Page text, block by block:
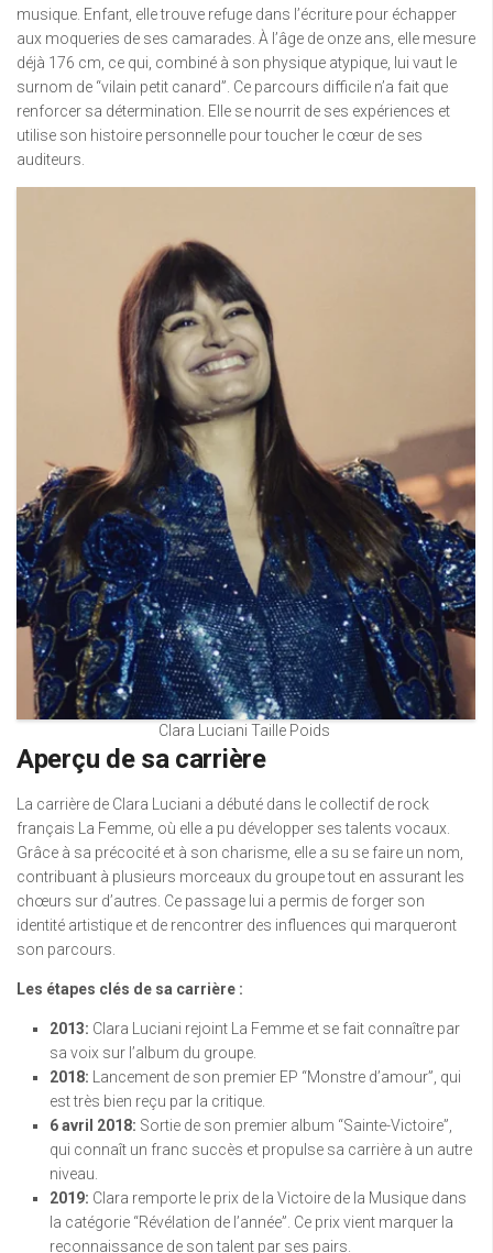
musique. Enfant, elle trouve refuge dans l’écriture pour échapper
aux moqueries de ses camarades. À l’âge de onze ans, elle mesure
déjà 176 cm, ce qui, combiné à son physique atypique, lui vaut le
surnom de “vilain petit canard”. Ce parcours difficile n’a fait que
renforcer sa détermination. Elle se nourrit de ses expériences et
utilise son histoire personnelle pour toucher le cœur de ses
auditeurs.
Clara Luciani Taille Poids
Aperçu de sa carrière
La carrière de Clara Luciani a débuté dans le collectif de rock
français La Femme, où elle a pu développer ses talents vocaux.
Grâce à sa précocité et à son charisme, elle a su se faire un nom,
contribuant à plusieurs morceaux du groupe tout en assurant les
chœurs sur d’autres. Ce passage lui a permis de forger son
identité artistique et de rencontrer des influences qui marqueront
son parcours.
Les étapes clés de sa carrière :
2013: Clara Luciani rejoint La Femme et se fait connaître par
sa voix sur l’album du groupe.
2018: Lancement de son premier EP “Monstre d’amour”, qui
est très bien reçu par la critique.
6 avril 2018: Sortie de son premier album “Sainte-Victoire”,
qui connaît un franc succès et propulse sa carrière à un autre
niveau.
2019: Clara remporte le prix de la Victoire de la Musique dans
la catégorie “Révélation de l’année”. Ce prix vient marquer la
reconnaissance de son talent par ses pairs.